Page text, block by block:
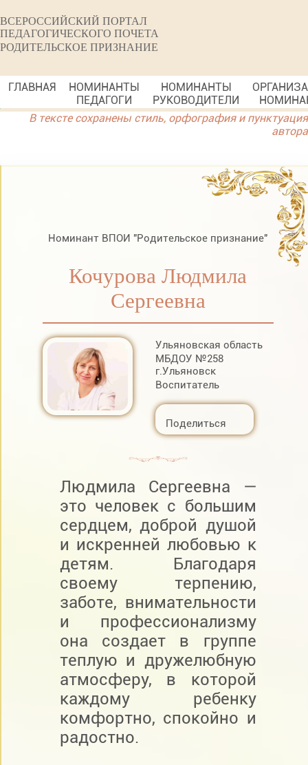
ВСЕРОССИЙСКИЙ ПОРТАЛ
ПЕДАГОГИЧЕСКОГО ПОЧЕТА
РОДИТЕЛЬСКОЕ ПРИЗНАНИЕ
ГЛАВНАЯ
НОМИНАНТЫ
ПЕДАГОГИ
НОМИНАНТЫ
РУКОВОДИТЕЛИ
В тексте сохранены стиль, орфография и пунктуация
автора
Номинант ВПОИ "Родительское признание"
Кочурова Людмила
Сергеевна
Ульяновская область
МБДОУ №258
г.Ульяновск
Воспитатель
Поделиться
Людмила Сергеевна —
это человек с большим
сердцем, доброй душой
и искренней любовью к
детям. Благодаря
своему терпению,
заботе, внимательности
и профессионализму
она создает в группе
теплую и дружелюбную
атмосферу, в которой
каждому ребенку
комфортно, спокойно и
радостно.